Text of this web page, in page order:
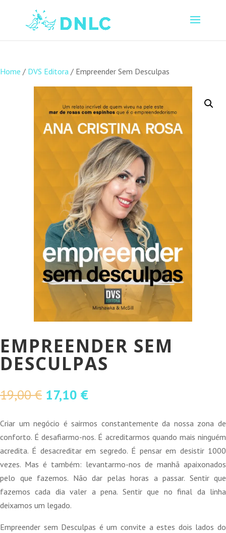
Home / DVS Editora / Empreender Sem Desculpas
EMPREENDER SEM
DESCULPAS
19,00€ O
original
era:
19,00 €.
17,10 €O
atual
é:
17,10 €.
Criar um negócio é sairmos constantemente da nossa zona de
conforto. É desafiarmo-nos. É acreditarmos quando mais ninguém
acredita. É desacreditar em segredo. É pensar em desistir 1000
vezes. Mas é também: levantarmo-nos de manhã apaixonados
pelo que fazemos. Não dar pelas horas a passar. Sentir que
fazemos cada dia valer a pena. Sentir que no final da linha
deixamos um legado.
Empreender sem Desculpas é um convite a estes dois lados do